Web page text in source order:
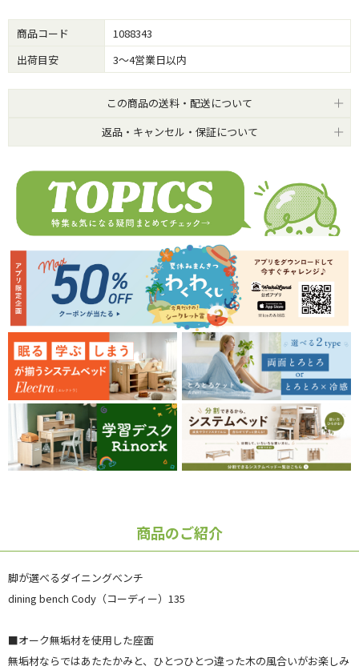
商品コード
1088343
出荷目安
3～4営業日以内
この商品の送料・配送について
返品・キャンセル・保証について
商品のご紹介
脚が選べるダイニングべンチ
dining bench Cody（コーディー）135
■オーク無垢材を使用した座面
無垢材ならではあたたかみと、ひとつひとつ違った木の風合いがお楽しみ